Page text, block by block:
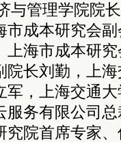
与管理学院院
市成本研究会
上海市成本研
院长刘勤，上
军，上海交通
服务有限公司
究院首席专家